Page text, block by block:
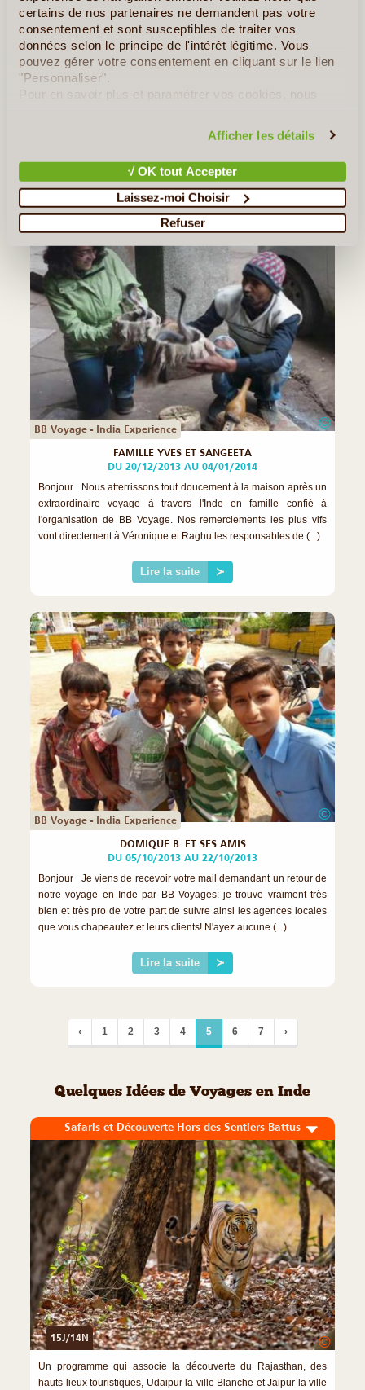
certains de nos partenaires ne demandent pas votre
consentement et sont susceptibles de traiter vos
données selon le principe de l'intérêt légitime. Vous
pouvez gérer votre consentement en cliquant sur le lien
"Personnaliser".
Pour en savoir plus et paramétrer vos cookies, nous
Afficher les détails
√ OK tout Accepter
Laissez-moi Choisir
Refuser
BB Voyage - India Experience
FRANCK L. ET SES AMIS
10 jours uniquement. heureusement que nous avons pris l'option
Lire la suite ≻
BB Voyage - India Experience ©
FAMILLE YVES ET SANGEETA
DU 20/12/2013 AU 04/01/2014
Bonjour Nous atterrissons tout doucement à la maison après un
extraordinaire voyage à travers l'Inde en famille confié à
l'organisation de BB Voyage. Nos remerciements les plus vifs
vont directement à Véronique et Raghu les responsables de (...)
Lire la suite ≻
BB Voyage - India Experience ©
DOMIQUE B. ET SES AMIS
DU 05/10/2013 AU 22/10/2013
Bonjour Je viens de recevoir votre mail demandant un retour de
notre voyage en Inde par BB Voyages: je trouve vraiment très
bien et très pro de votre part de suivre ainsi les agences locales
que vous chapeautez et leurs clients! N'ayez aucune (...)
Lire la suite ≻
‹ 1 2 3 4 5 6 7 ›
Quelques Idées de Voyages en Inde
Safaris et Découverte Hors des Sentiers Battus
15J/14N ©
Un programme qui associe la découverte du Rajasthan, des
hauts lieux touristiques, Udaipur la ville Blanche et Jaipur la ville